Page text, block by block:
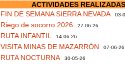
ACTIVIDADES REALIZADAS
FIN DE SEMANA SIERRA NEVADA 03-
Riego de socorro 2026 27-06-26
RUTA INFANTIL 14-06-26
VISITA MINAS DE MAZARRÓN 07-06-26
RUTA NOCTURNA 30-05-26